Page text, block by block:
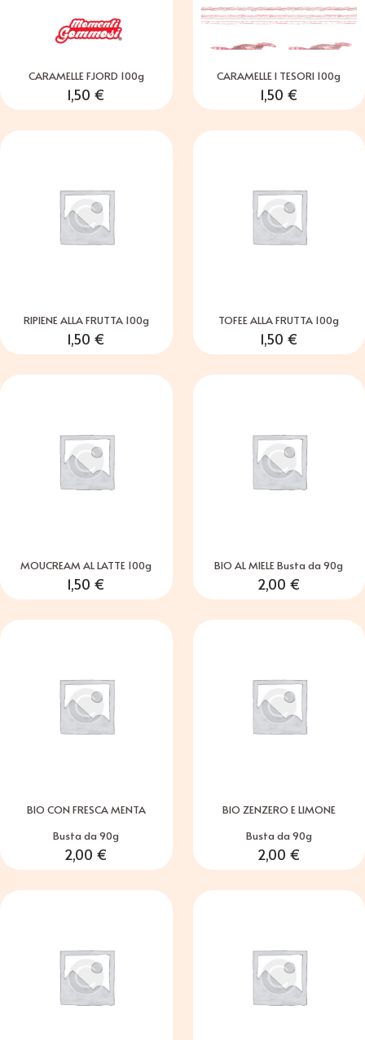
CARAMELLE FJORD 100g
1,50 €
CARAMELLE I TESORI 100g
1,50 €
RIPIENE ALLA FRUTTA 100g
1,50 €
TOFEE ALLA FRUTTA 100g
1,50 €
MOUCREAM AL LATTE 100g
1,50 €
BIO AL MIELE Busta da 90g
2,00 €
BIO CON FRESCA MENTA
Busta da 90g
2,00 €
BIO ZENZERO E LIMONE
Busta da 90g
2,00 €